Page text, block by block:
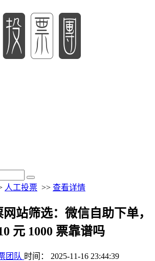
人工投票 >> 查看详情
站筛选：微信自助下单，
元 1000 票靠谱吗
团队 时间： 2025-11-16 23:44:39